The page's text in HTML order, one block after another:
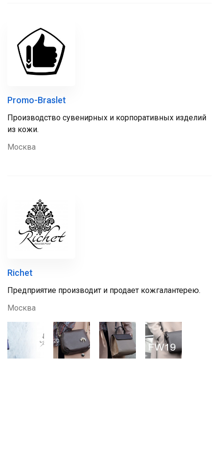
Promo-Braslet
Производство сувенирных и корпоративных изделий
из кожи.
Москва
Richet
Предприятие производит и продает кожгалантерею.
Москва